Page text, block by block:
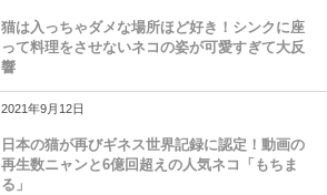
猫は入っちゃダメな場所ほど好き！シンクに座
って料理をさせないネコの姿が可愛すぎて大反
響
2021年9月12日
日本の猫が再びギネス世界記録に認定！動画の
再生数ニャンと6億回超えの人気ネコ「もちま
る」